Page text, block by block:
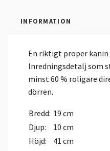
INFORMATION
En riktigt proper kanin
Inredningsdetalj som
minst 60 % roligare
dörren.
Bredd: 19 cm
Djup:
10 cm
Höjd:
41 cm